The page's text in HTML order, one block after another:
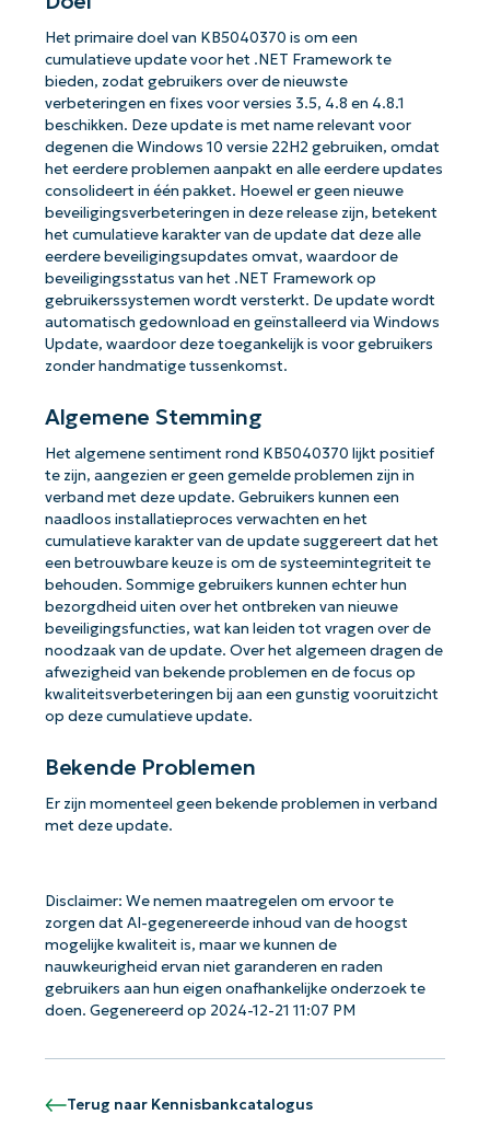
Het primaire doel van KB5040370 is om een
cumulatieve update voor het .NET Framework te
bieden, zodat gebruikers over de nieuwste
verbeteringen en fixes voor versies 3.5, 4.8 en 4.8.1
beschikken. Deze update is met name relevant voor
degenen die Windows 10 versie 22H2 gebruiken, omdat
het eerdere problemen aanpakt en alle eerdere updates
consolideert in één pakket. Hoewel er geen nieuwe
beveiligingsverbeteringen in deze release zijn, betekent
het cumulatieve karakter van de update dat deze alle
eerdere beveiligingsupdates omvat, waardoor de
beveiligingsstatus van het .NET Framework op
gebruikerssystemen wordt versterkt. De update wordt
automatisch gedownload en geïnstalleerd via Windows
Update, waardoor deze toegankelijk is voor gebruikers
zonder handmatige tussenkomst.
Algemene Stemming
Het algemene sentiment rond KB5040370 lijkt positief
te zijn, aangezien er geen gemelde problemen zijn in
verband met deze update. Gebruikers kunnen een
naadloos installatieproces verwachten en het
cumulatieve karakter van de update suggereert dat het
een betrouwbare keuze is om de systeemintegriteit te
behouden. Sommige gebruikers kunnen echter hun
bezorgdheid uiten over het ontbreken van nieuwe
beveiligingsfuncties, wat kan leiden tot vragen over de
noodzaak van de update. Over het algemeen dragen de
afwezigheid van bekende problemen en de focus op
kwaliteitsverbeteringen bij aan een gunstig vooruitzicht
op deze cumulatieve update.
Bekende Problemen
Er zijn momenteel geen bekende problemen in verband
met deze update.
Disclaimer: We nemen maatregelen om ervoor te
zorgen dat AI-gegenereerde inhoud van de hoogst
mogelijke kwaliteit is, maar we kunnen de
nauwkeurigheid ervan niet garanderen en raden
gebruikers aan hun eigen onafhankelijke onderzoek te
doen. Gegenereerd op 2024-12-21 11:07 PM
Terug naar Kennisbankcatalogus
Aan de slag met NinjaOne AI-